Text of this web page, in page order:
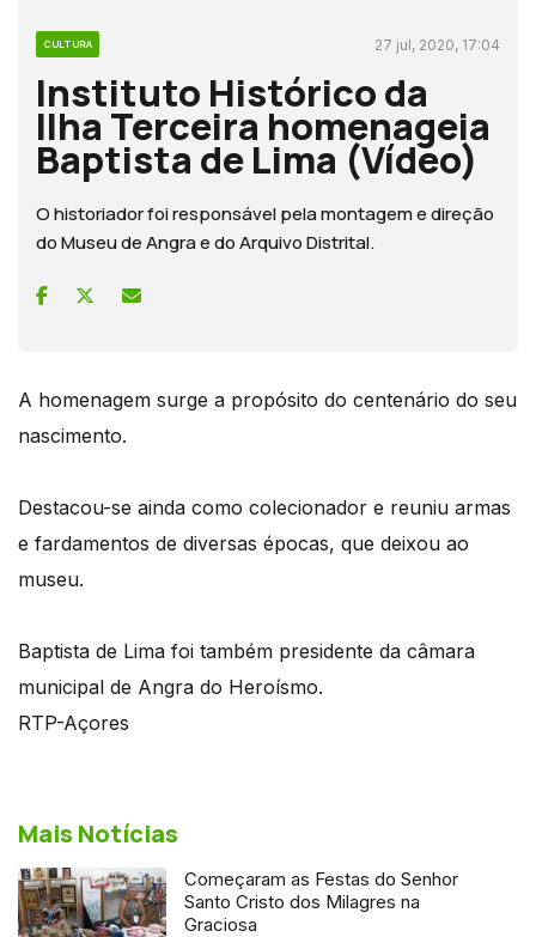
CULTURA 27 jul, 2020, 17:04
Instituto Histórico da
Ilha Terceira homenageia
Baptista de Lima (Vídeo)
O historiador foi responsável pela montagem e direção
do Museu de Angra e do Arquivo Distrital.
A homenagem surge a propósito do centenário do seu
nascimento.
Destacou-se ainda como colecionador e reuniu armas
e fardamentos de diversas épocas, que deixou ao
museu.
Baptista de Lima foi também presidente da câmara
municipal de Angra do Heroísmo.
RTP-Açores
Mais Notícias
Começaram as Festas do Senhor
Santo Cristo dos Milagres na
Graciosa